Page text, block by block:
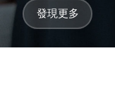
發現更多